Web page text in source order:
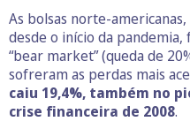
As bolsas norte-
desde o início da
“bear market” (queda de
sofreram as perdas mais
caiu 19,4%, também no
crise financeira de 2008.